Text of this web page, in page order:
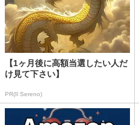
【1ヶ月後に高額当選したい人だ
け見て下さい】
PR(Il Sereno)